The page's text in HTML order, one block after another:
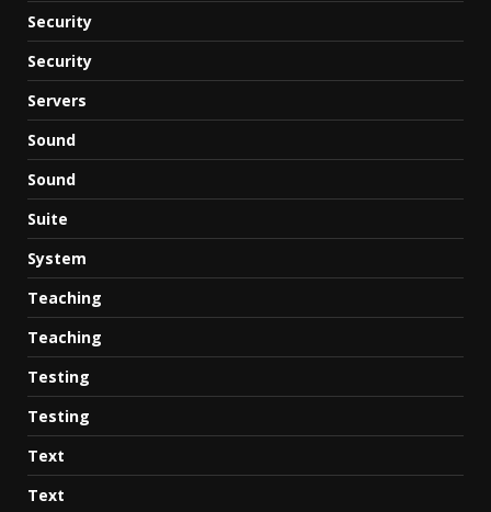
Security
Security
Servers
Sound
Sound
Suite
System
Teaching
Teaching
Testing
Testing
Text
Text